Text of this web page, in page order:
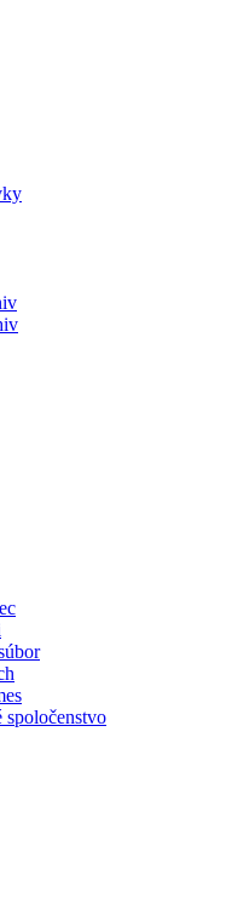
spoločenstvo